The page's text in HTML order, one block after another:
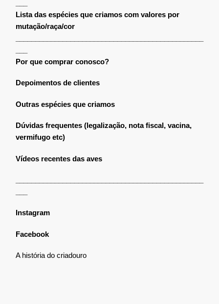
Lista das espécies que criamos com valores por
mutação/raça/cor
Por que comprar conosco?
Depoimentos de clientes
Outras espécies que criamos
Dúvidas frequentes (legalização, nota fiscal, vacina,
vermifugo etc)
Vídeos recentes das aves
Instagram
Facebook
A história do criadouro